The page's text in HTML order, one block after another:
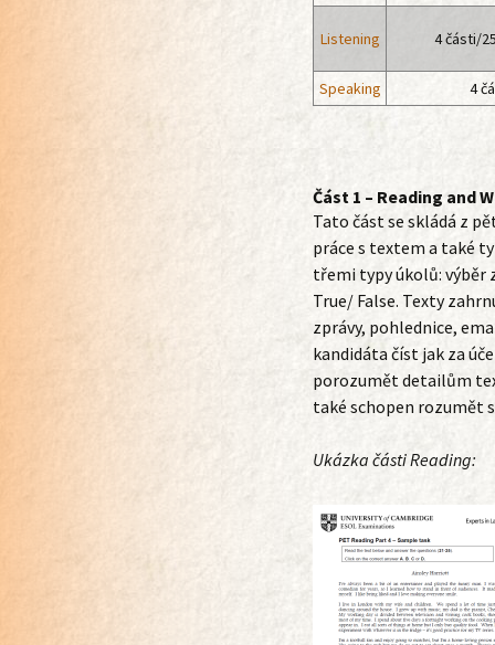
Listening 4 části/
Speaking 4
Část 1 – Reading and
Tato část se skládá z
práce s textem a také
třemi typy úkolů: výběr
True/ False. Texty
zprávy, pohlednice,
kandidáta číst jak za
porozumět detailům
také schopen rozumět
Ukázka části Reading: